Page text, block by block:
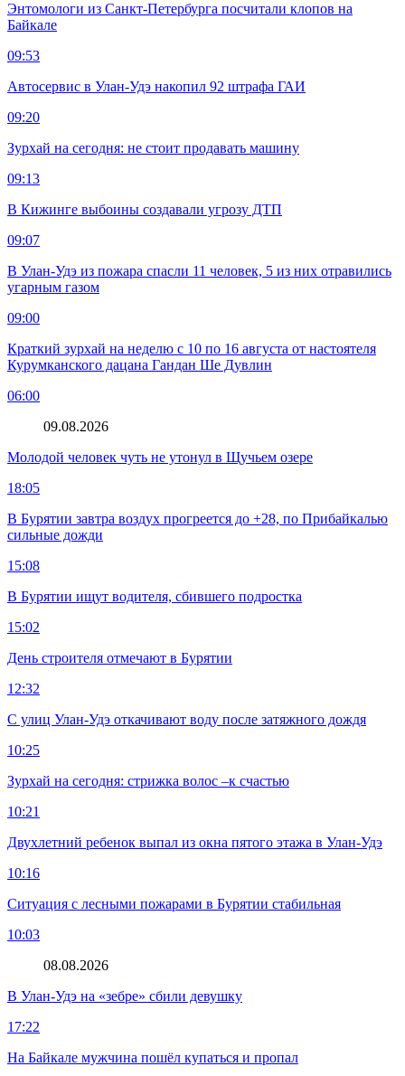
Энтомологи из Санкт-Петербурга посчитали клопов на
Байкале
09:53
Автосервис в Улан-Удэ накопил 92 штрафа ГАИ
09:20
Зурхай на сегодня: не стоит продавать машину
09:13
В Кижинге выбоины создавали угрозу ДТП
09:07
В Улан-Удэ из пожара спасли 11 человек, 5 из них отравились
угарным газом
09:00
Краткий зурхай на неделю с 10 по 16 августа от настоятеля
Курумканского дацана Гандан Ше Дувлин
06:00
09.08.2026
Молодой человек чуть не утонул в Щучьем озере
18:05
В Бурятии завтра воздух прогреется до +28, по Прибайкалью
сильные дожди
15:08
В Бурятии ищут водителя, сбившего подростка
15:02
День строителя отмечают в Бурятии
12:32
С улиц Улан-Удэ откачивают воду после затяжного дождя
10:25
Зурхай на сегодня: стрижка волос –к счастью
10:21
Двухлетний ребенок выпал из окна пятого этажа в Улан-Удэ
10:16
Ситуация с лесными пожарами в Бурятии стабильная
10:03
08.08.2026
В Улан-Удэ на «зебре» сбили девушку
17:22
На Байкале мужчина пошёл купаться и пропал